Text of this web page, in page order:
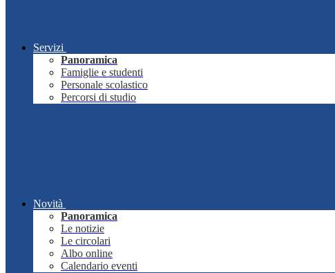
Servizi
Panoramica
Famiglie e studenti
Personale scolastico
Percorsi di studio
Novità
Panoramica
Le notizie
Le circolari
Albo online
Calendario eventi